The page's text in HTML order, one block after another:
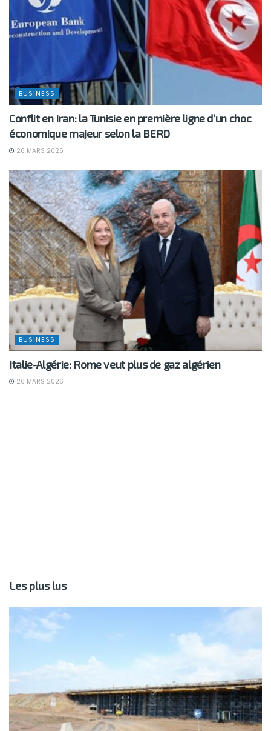
BUSINESS
Conflit en Iran: la Tunisie en première ligne d’un choc
économique majeur selon la BERD
26 MARS 2026
BUSINESS
Italie-Algérie: Rome veut plus de gaz algérien
26 MARS 2026
Les plus lus